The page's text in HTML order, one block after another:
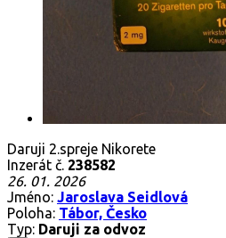
Daruji 2.spreje Nikorete
Inzerát č. 238582
26. 01. 2026
Jméno: Jaroslava Seidlová
Poloha: Tábor, Česko
Typ: Daruji za odvoz